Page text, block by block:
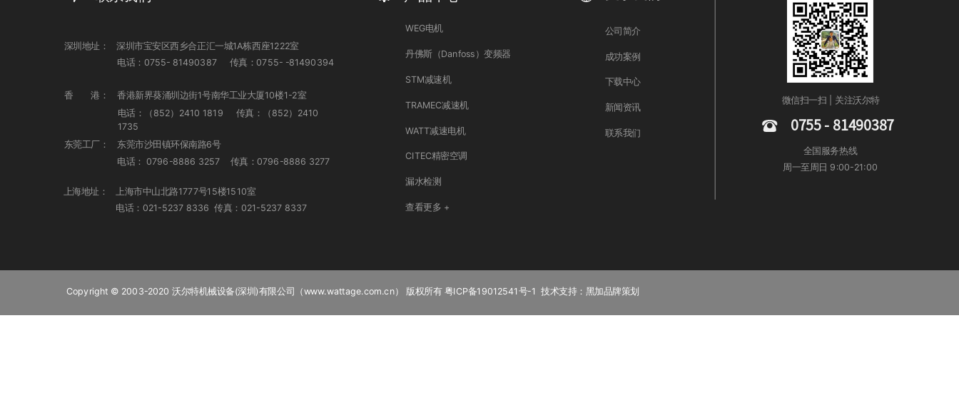
WEG电机
丹佛斯（Danfoss）变频器
STM减速机
TRAMEC减速机
WATT减速电机
CITEC精密空调
漏水检测
查看更多 +
公司简介
成功案例
下载中心
新闻资讯
联系我们
微信扫一扫 | 关注沃尔特
0755 - 81490387
全国服务热线
周一至周日 9:00-21:00
Copyright © 2003-2020 沃尔特机械设备(深圳)有限公司（www.wattage.com.cn） 版权所有粤ICP备19012541号-1 技术支持： 黑加品牌策划
香 港：
深圳地址：
东莞工厂：
上海地址：
香港新界葵涌圳边街1号南华工业大厦10楼1-2室
电话：（852）2410 1819 传真：（852）2410
1735
深圳市宝安区西乡合正汇一城1A栋西座1222室
东莞市沙田镇环保南路6号
上海市中山北路1777号15楼1510室
电话：0755- 81490387 传真：0755- -81490394
电话： 0796-8886 3257 传真：0796-8886 3277
电话：021-5237 8336 传真：021-5237 8337